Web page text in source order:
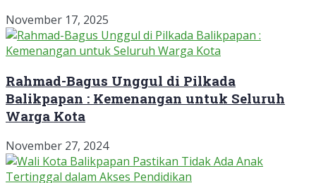
November 17, 2025
Rahmad-Bagus Unggul di Pilkada
Balikpapan : Kemenangan untuk Seluruh
Warga Kota
November 27, 2024